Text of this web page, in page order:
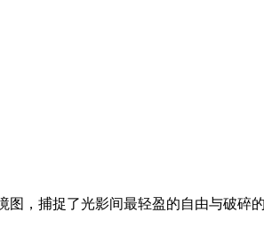
，捕捉了光影间最轻盈的自由与破碎